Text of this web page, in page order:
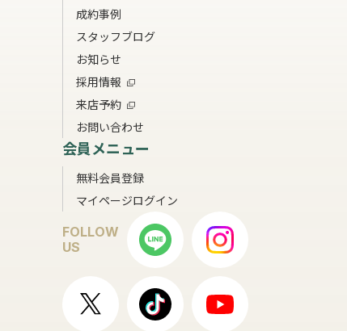
成約事例
スタッフブログ
お知らせ
採用情報
来店予約
お問い合わせ
会員メニュー
無料会員登録
マイページログイン
FOLLOW
US